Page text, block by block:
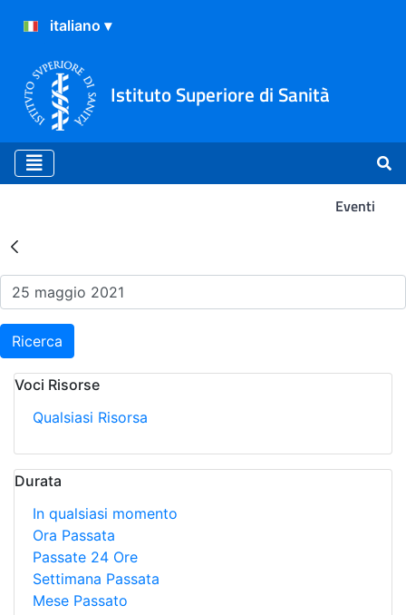
Istituto Superiore di Sanità
Eventi
Risultati della Ricerca -
Ricerca
Voci Risorse
Qualsiasi Risorsa
Durata
In qualsiasi momento
Ora Passata
Passate 24 Ore
Settimana Passata
Mese Passato